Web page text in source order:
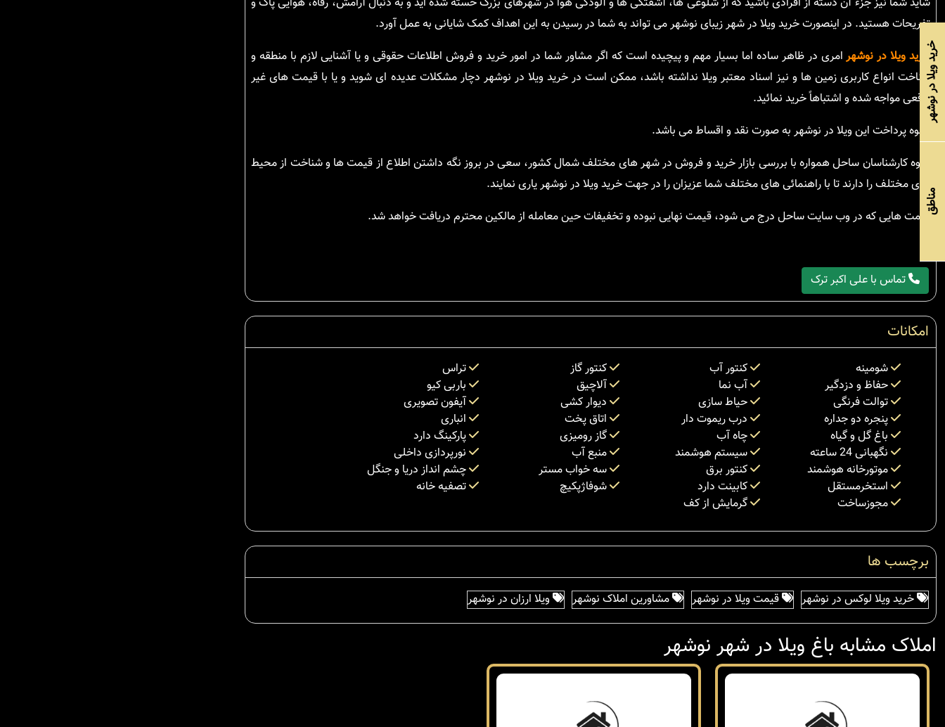
تفریحات هستید. در اینصورت خرید ویلا در شهر زیبای نوشهر می تواند به شما در رسیدن به این اهداف کمک شایانی به عمل آورد.
خرید ویلا در نوشهرامری در ظاهر ساده اما بسیار مهم و پیچیده است که اگر مشاور شما در امور خرید و فروش اطلاعات حقوقی و یا آشنایی لازم با منطقه و
شناخت انواع کاربری زمین ها و نیز اسناد معتبر ویلا نداشته باشد، ممکن است در خرید ویلا در نوشهر دچار مشکلات عدیده ای شوید و یا با قیمت های غیر
واقعی مواجه شده و اشتباهاً خرید نمائید.
نحوه پرداخت این ویلا در نوشهر به صورت نقد و اقساط می باشد.
گروه کارشناسان ساحل همواره با بررسی بازار خرید و فروش در شهر های مختلف شمال کشور، سعی در بروز نگه داشتن اطلاع از قیمت ها و شناخت از محیط
های مختلف را دارند تا با راهنمائی های مختلف شما عزیزان را در جهت خرید ویلا در نوشهر یاری نمایند.
قیمت هایی که در وب سایت ساحل درج می شود، قیمت نهایی نبوده و تخفیفات حین معامله از مالکین محترم دریافت خواهد شد.
تماس با علی اکبر ترک
امکانات
شومینه کنتور آب کنتور گاز
تراس
حفاظ و دزدگیر
آب نما آلاچیق
باربی کیو
توالت فرنگی
حیاط سازی دیوار کشی
آیفون تصویری
پنجره دو جداره
درب ریموت دار اتاق پخت
انباری
باغ گل و گیاه
چاه آب گاز رومیزی
پارکینگ دارد
نگهبانی 24 ساعته
سیستم هوشمند منبع آب
نورپردازی داخلی
موتورخانه هوشمند
کنتور برق سه خواب مستر
چشم انداز دریا و جنگل
استخرمستقل
کابینت دارد شوفاژپکیچ
تصفیه خانه
مجوزساخت
گرمایش از کف
برچسب ها
خرید ویلا لوکس در نوشهر قیمت ویلا در نوشهر مشاورین املاک نوشهر ویلا ارزان در نوشهر
املاک مشابه باغ ویلا در شهر نوشهر
خرید ویلا در نوشهر
مناطق